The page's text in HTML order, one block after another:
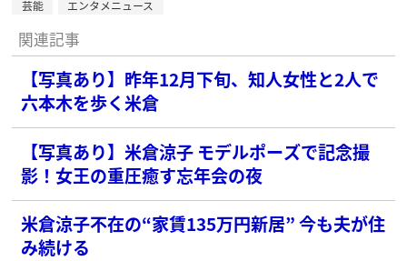
芸能 エンタメニュース
関連記事
【写真あり】昨年12月下旬、知人女性と2人で
六本木を歩く米倉
【写真あり】米倉涼子 モデルポーズで記念撮
影！女王の重圧癒す忘年会の夜
米倉涼子不在の“家賃135万円新居” 今も夫が住
み続ける